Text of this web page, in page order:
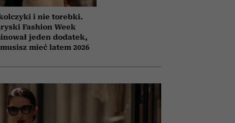
i nie torebki.
Fashion Week
jeden dodatek,
mieć latem 2026